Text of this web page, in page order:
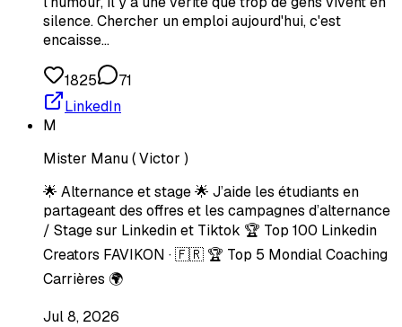
silence. Chercher un emploi aujourd'hui, c'est
encaisse…
1825
71
LinkedIn
M
Mister Manu ( Victor )
🌟 Alternance et stage 🌟 J’aide les étudiants en
partageant des offres et les campagnes d’alternance
/ Stage sur Linkedin et Tiktok 🏆 Top 100 Linkedin
Creators FAVIKON · 🇫🇷 🏆 Top 5 Mondial Coaching
Carrières 🌍
Jul 8, 2026